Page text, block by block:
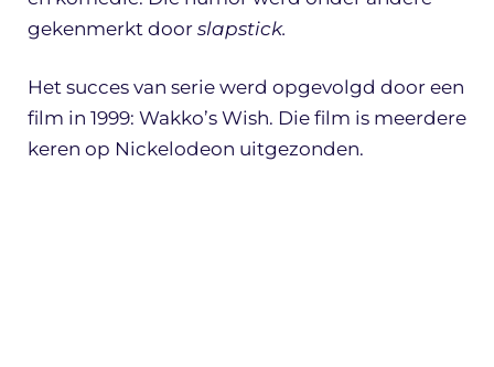
gekenmerkt door slapstick.
Het succes van serie werd opgevolgd door een
film in 1999: Wakko’s Wish. Die film is meerdere
keren op Nickelodeon uitgezonden.